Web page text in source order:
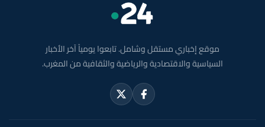
موقع إخباري مستقل وشامل. تابعوا يومياً آخر الأخبار
السياسية والاقتصادية والرياضية والثقافية من المغرب.